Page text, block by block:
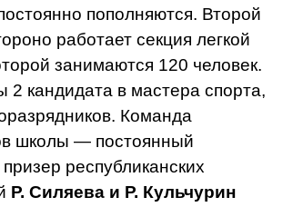
пополняются. Второй
работает секция легкой
занимаются 120 человек.
2 кандидата в мастера спорта,
Команда
школы — постоянный
республиканских
Р. Силяева и Р. Кульчурин